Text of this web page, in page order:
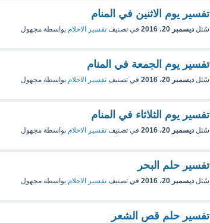
تفسير يوم الاثنين في المنام
سُئل ديسمبر 20، 2016 في تصنيف تفسير الاحلام بواسطة مجهول
تفسير يوم الجمعة في المنام
سُئل ديسمبر 20، 2016 في تصنيف تفسير الاحلام بواسطة مجهول
تفسير يوم الثلاثاء في المنام
سُئل ديسمبر 20، 2016 في تصنيف تفسير الاحلام بواسطة مجهول
تفسير حلم البحر
سُئل ديسمبر 20، 2016 في تصنيف تفسير الاحلام بواسطة مجهول
تفسير حلم قص الشعر